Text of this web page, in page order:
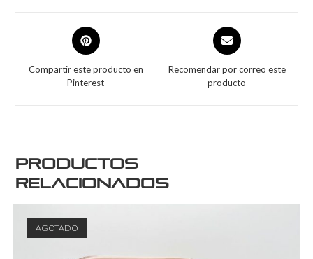
Compartir este producto en
Pinterest
Recomendar por correo este
producto
Productos
relacionados
AGOTADO